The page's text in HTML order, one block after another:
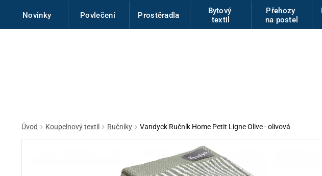
Novinky Povlečení Prostěradla
Bytový
textil
Přehozy
na postel
Úvod Koupelnový textil Ručníky Vandyck Ručník Home Petit Ligne Olive - olivová